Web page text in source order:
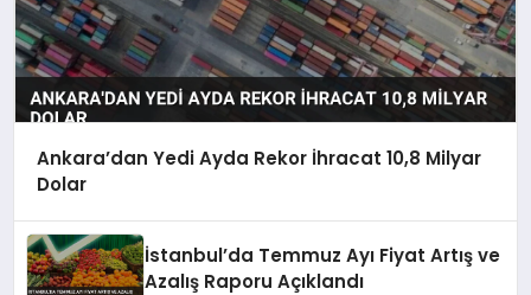
Ankara’dan Yedi Ayda Rekor İhracat 10,8 Milyar
Dolar
İstanbul’da Temmuz Ayı Fiyat Artış ve
Azalış Raporu Açıklandı